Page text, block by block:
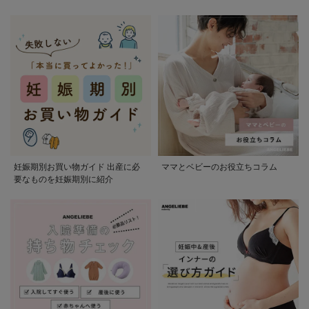
妊娠期別お買い物ガイド 出産に必
要なものを妊娠期別に紹介
ママとベビーのお役立ちコラム